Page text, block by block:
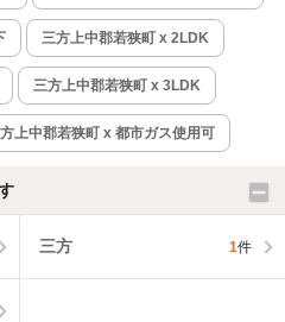
三方上中郡若狭町 x 2LDK
三方上中郡若狭町 x 3LDK
上中郡若狭町 x 都市ガス使用可
三方 1件